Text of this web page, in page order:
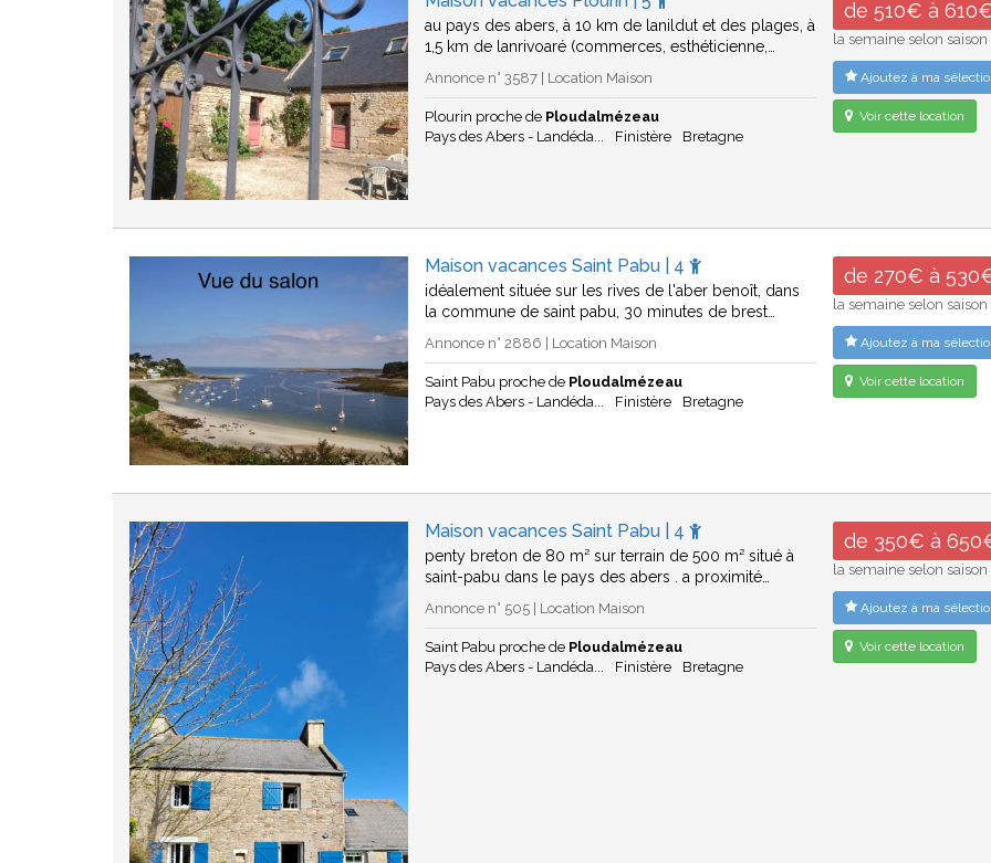
au pays des abers, à 10 km de lanildut et des plages, à
1,5 km de lanrivoaré (commerces, esthéticienne,…
Annonce n° 3587 | Location Maison
Plourin proche de Ploudalmézeau
Pays des Abers - Landéda...
Finistère Bretagne
de 510€ à
la semaine selon saison
Ajoutez à ma
Voir cette location
Maison vacances Saint Pabu | 4
idéalement située sur les rives de l'aber benoît, dans
la commune de saint pabu, 30 minutes de brest…
Annonce n° 2886 | Location Maison
Saint Pabu proche de Ploudalmézeau
Pays des Abers - Landéda...
Finistère Bretagne
de 270€ à
la semaine selon saison
Ajoutez à ma
Voir cette location
Maison vacances Saint Pabu | 4
penty breton de 80 m² sur terrain de 500 m² situé à
saint-pabu dans le pays des abers . a proximité…
Annonce n° 505 | Location Maison
Saint Pabu proche de Ploudalmézeau
Pays des Abers - Landéda...
Finistère Bretagne
de 350€ à
la semaine selon saison
Ajoutez à ma
Voir cette location